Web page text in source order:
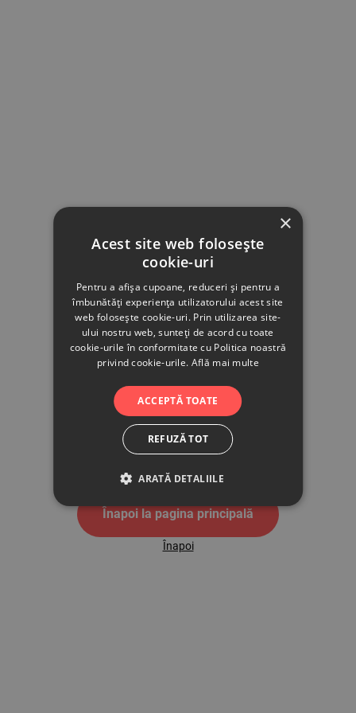
500
Înapoi la pagina principală
Înapoi
×
Acest site web folosește
cookie-uri
Pentru a afișa cupoane, reduceri și pentru a
îmbunătăți experiența utilizatorului acest site
web folosește cookie-uri. Prin utilizarea site-
ului nostru web, sunteți de acord cu toate
cookie-urile în conformitate cu Politica noastră
privind cookie-urile. Află mai multe
ACCEPTĂ TOATE
REFUZĂ TOT
ARATĂ DETALIILE